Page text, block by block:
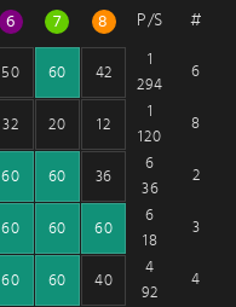
6 7 8 P/S #
50 60 42
1
294
6
32 20 12
1
120
8
60 60 36
6
36
2
60 60 60
6
18
3
60 60 40
4
92
4